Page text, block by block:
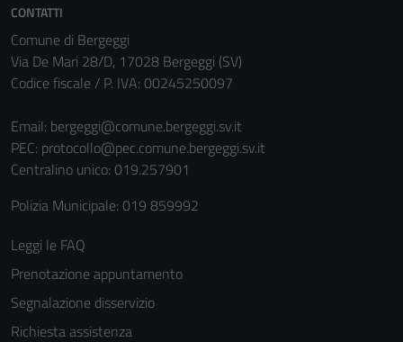
CONTATTI
Comune di Bergeggi
Via De Mari 28/D, 17028 Bergeggi (SV)
Codice fiscale / P. IVA: 00245250097
Email: bergeggi@comune.bergeggi.sv.it
PEC: protocollo@pec.comune.bergeggi.sv.it
Centralino unico: 019.257901
Polizia Municipale: 019 859992
Leggi le FAQ
Prenotazione appuntamento
Segnalazione disservizio
Richiesta assistenza
Tecnici